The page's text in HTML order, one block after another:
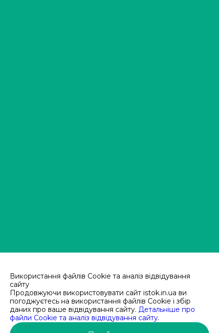
ОПТОВИЙ ВИРОБНИК
УПАКОВКИ З ПОЛІЕТИЛЕНУ ТА
Використання файлів Cookie та аналіз відвідування
сайту
Продовжуючи використовувати сайт istok.in.ua ви
погоджуєтесь на використання файлів Cookie і збір
даних про ваше відвідування сайту. Детальніше про
файли Cookie та аналіз відвідування сайту.